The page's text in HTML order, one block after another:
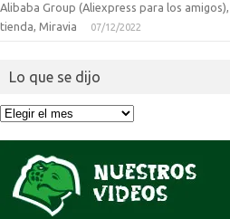
Alibaba Group (Aliexpress para los
tienda, Miravia
07/12/2022
Lo que se dijo
Lo